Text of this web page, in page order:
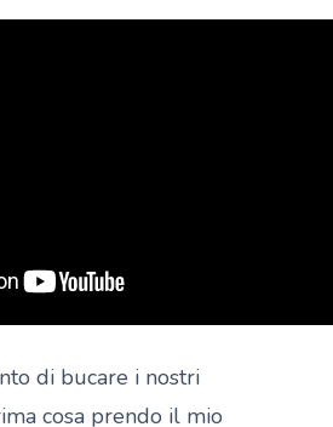
di bucare i nostri
cosa prendo il mio